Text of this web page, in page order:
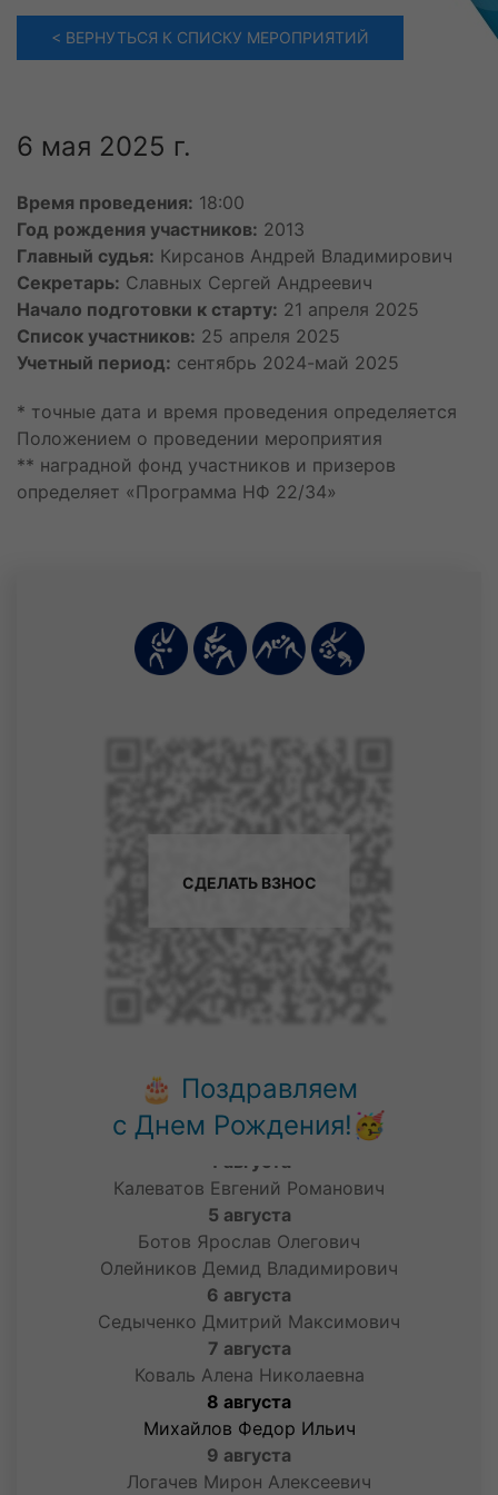
< ВЕРНУТЬСЯ К СПИСКУ МЕРОПРИЯТИЙ
6 мая 2025 г.
Время проведения: 18:00
Год рождения участников: 2013
Главный судья: Кирсанов Андрей Владимирович
Секретарь: Славных Сергей Андреевич
Начало подготовки к старту: 21 апреля 2025
Список участников: 25 апреля 2025
Учетный период: сентябрь 2024-май 2025
* точные дата и время проведения определяется
Положением о проведении мероприятия
** наградной фонд участников и призеров
определяет «Программа НФ 22/34»
СДЕЛАТЬ ВЗНОС
🎂 Поздравляем
с Днем Рождения!🥳
Яковлева Софья Александровна
22 июля
Жаканбекова Хадича Улановна
24 июля
Мещанинов Яков Максимович
Молчанов Кирилл Артемьевич
Резепкин Михаил Александрович
Утолин Лев Алексеевич
25 июля
Бакулин Алексей Денисович
Афанасьев Тимофей Дмитриевич
Клепиков Александр Игоревич
Кутовой Кирилл Дмитриевич
27 июля
Петров Роман Андреевич
Шимин Артем Алекссевич
29 июля
Якуньков Ярослав Викторович
30 июля
Усов Степан Алексеевич
Харламов Лев Игоревич
Писарцов Данил Максимович
1 августа
Бочаров Тимофей Никитич
Иванов Тимофей Сергеевич
Никифоров Илья Андреевич
Смоленцев Андрей Дмитриевич
2 августа
Силина Анастасия Тимофеевна
4 августа
Калеватов Евгений Романович
5 августа
Ботов Ярослав Олегович
Олейников Демид Владимирович
6 августа
Седыченко Дмитрий Максимович
7 августа
Коваль Алена Николаевна
8 августа
Михайлов Федор Ильич
9 августа
Логачев Мирон Алексеевич